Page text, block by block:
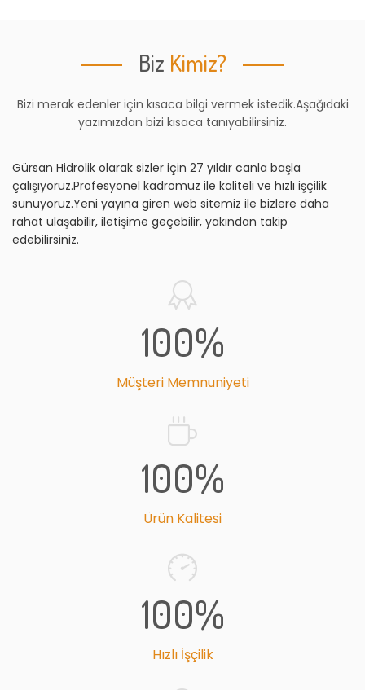
Biz Kimiz?
Bizi merak edenler için kısaca bilgi vermek istedik.Aşağıdaki
yazımızdan bizi kısaca tanıyabilirsiniz.
Gürsan Hidrolik olarak sizler için 27 yıldır canla başla
çalışıyoruz.Profesyonel kadromuz ile kaliteli ve hızlı işçilik
sunuyoruz.Yeni yayına giren web sitemiz ile bizlere daha
rahat ulaşabilir, iletişime geçebilir, yakından takip
edebilirsiniz.
100%
Müşteri Memnuniyeti
100%
Ürün Kalitesi
100%
Hızlı İşçilik